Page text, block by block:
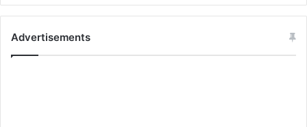
Advertisements